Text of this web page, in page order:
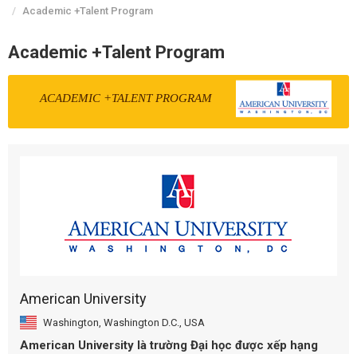
Academic +Talent Program
Academic +Talent Program
ACADEMIC +TALENT PROGRAM
American University
Washington, Washington D.C., USA
American University là trường Đại học được xếp hạng